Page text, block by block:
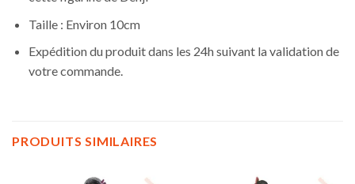
Taille : Environ 10cm
Expédition du produit dans les 24h suivant la validation de
votre commande.
PRODUITS SIMILAIRES